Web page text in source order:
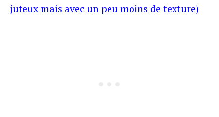
juteux mais avec un peu moins de texture)